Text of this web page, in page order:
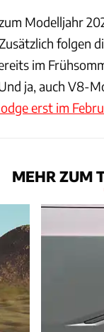
Modelljahr
folgen
im
ja, auch V8-
erst im
MEHR ZUM